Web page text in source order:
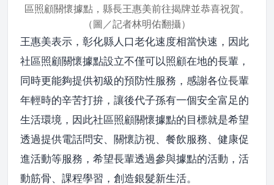
區照顧關懷據點，縣長王惠美前往揭牌並恭喜祝賀。
（圖／記者林明佑翻攝）
王惠美表示，彰化縣人口老化速度相當快速，因此
社區照顧關懷據點設立不僅可以照顧在地的長輩，
同時更能夠提供初級的預防性服務，感謝各位長輩
年輕時的辛苦打拚，讓後代子孫有一個安全富足的
生活環境，因此社區照顧關懷據點的目標就是希望
透過提供電話問安、關懷訪視、餐飲服務、健康促
進活動等服務，希望長輩透過參與據點的活動，活
動筋骨、課程學習，創造銀髮新生活。